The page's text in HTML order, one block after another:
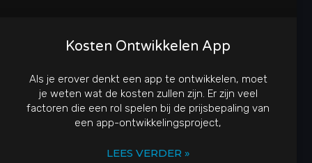
Kosten Ontwikkelen App
Als je erover denkt een app te ontwikkelen, moet
je weten wat de kosten zullen zijn. Er zijn veel
factoren die een rol spelen bij de prijsbepaling van
een app-ontwikkelingsproject,
LEES VERDER »